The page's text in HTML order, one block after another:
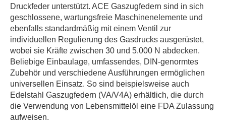
Druckfeder unterstützt. ACE Gaszugfedern sind in sich
geschlossene, wartungsfreie Maschinenelemente und
ebenfalls standardmäßig mit einem Ventil zur
individuellen Regulierung des Gasdrucks ausgerüstet,
wobei sie Kräfte zwischen 30 und 5.000 N abdecken.
Beliebige Einbaulage, umfassendes, DIN-genormtes
Zubehör und verschiedene Ausführungen ermöglichen
universellen Einsatz. So sind beispielsweise auch
Edelstahl Gaszugfedern (VA/V4A) erhältlich, die durch
die Verwendung von Lebensmittelöl eine FDA Zulassung
aufweisen.